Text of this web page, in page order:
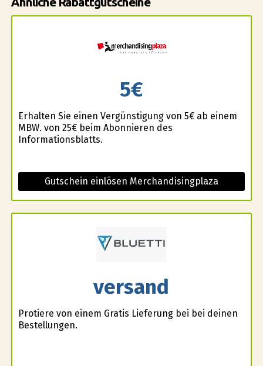
5€
Erhalten Sie einen Vergünstigung von 5€ ab einem
MBW. von 25€ beim Abonnieren des
Informationsblatts.
Gutschein einlösen Merchandisingplaza
versand
Profitiere von einem Gratis Lieferung bei bei deinen
Bestellungen.